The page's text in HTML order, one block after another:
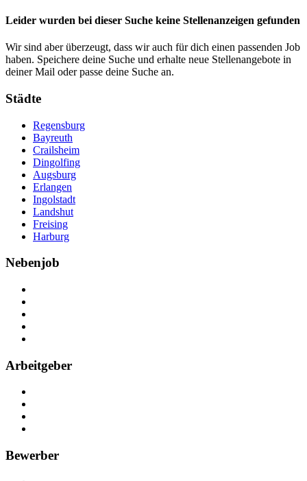
Leider wurden bei dieser Suche keine Stellenanzeigen gefunden
Wir sind aber überzeugt, dass wir auch für dich einen passenden Job
haben. Speichere deine Suche und erhalte neue Stellenangebote in
deiner Mail oder passe deine Suche an.
Städte
Regensburg
Bayreuth
Crailsheim
Dingolfing
Augsburg
Erlangen
Ingolstadt
Landshut
Freising
Harburg
Nebenjob
Arbeitgeber
Bewerber